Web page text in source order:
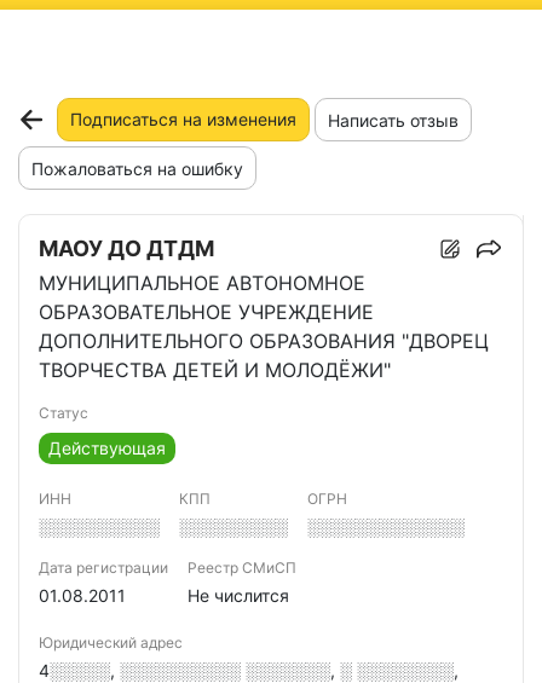
Подписаться на изменения Написать отзыв
Пожаловаться на ошибку
МАОУ ДО ДТДМ
МУНИЦИПАЛЬНОЕ АВТОНОМНОЕ
ОБРАЗОВАТЕЛЬНОЕ УЧРЕЖДЕНИЕ
ДОПОЛНИТЕЛЬНОГО ОБРАЗОВАНИЯ "ДВОРЕЦ
ТВОРЧЕСТВА ДЕТЕЙ И МОЛОДЁЖИ"
Статус
Действующая
ИНН
░░░░░░░░░░
КПП
░░░░░░░░░
ОГРН
░░░░░░░░░░░░░
Дата регистрации
01.08.2011
Реестр СМиСП
Не числится
Юридический адрес
4░░░░░, ░░░░░░░░░░ ░░░░░░░, ░ ░░░░░░░░,